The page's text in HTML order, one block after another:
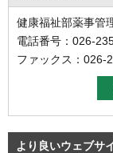
健康福祉部薬事管
電話番号：026-
ファックス：026-
より良いウェブサ